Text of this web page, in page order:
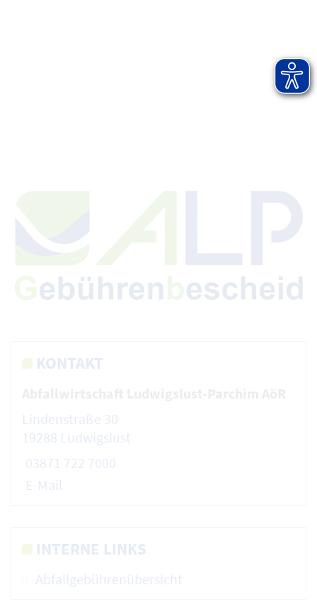
KONTAKT
Lindenstraße 30
19288 Ludwigslust
03871 722 7000
E-Mail
INTERNE LINKS
Abfallgebührenübersicht